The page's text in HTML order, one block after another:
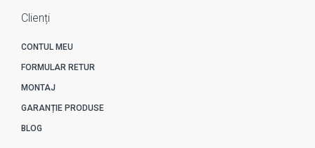
Clienți
CONTUL MEU
FORMULAR RETUR
MONTAJ
GARANȚIE PRODUSE
BLOG